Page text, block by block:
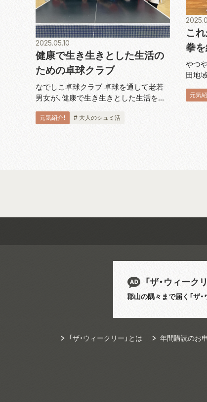
健康で生き生きとした生活の
ための卓球クラブ
なでしこ卓球クラブ 卓球を通して老若
男女が、健康で生き生きとした生活を送
と 2011 年に活動が始まった「なでしこ卓
元気紹介！ # 大人のシュミ活
2025.05.10
こ
拳を
やつ
田地
も太
元気紹
「ザ・ウィーク
郡山の隅々まで届く「ザ
「ザ・ウィークリー」とは 年間購読のお